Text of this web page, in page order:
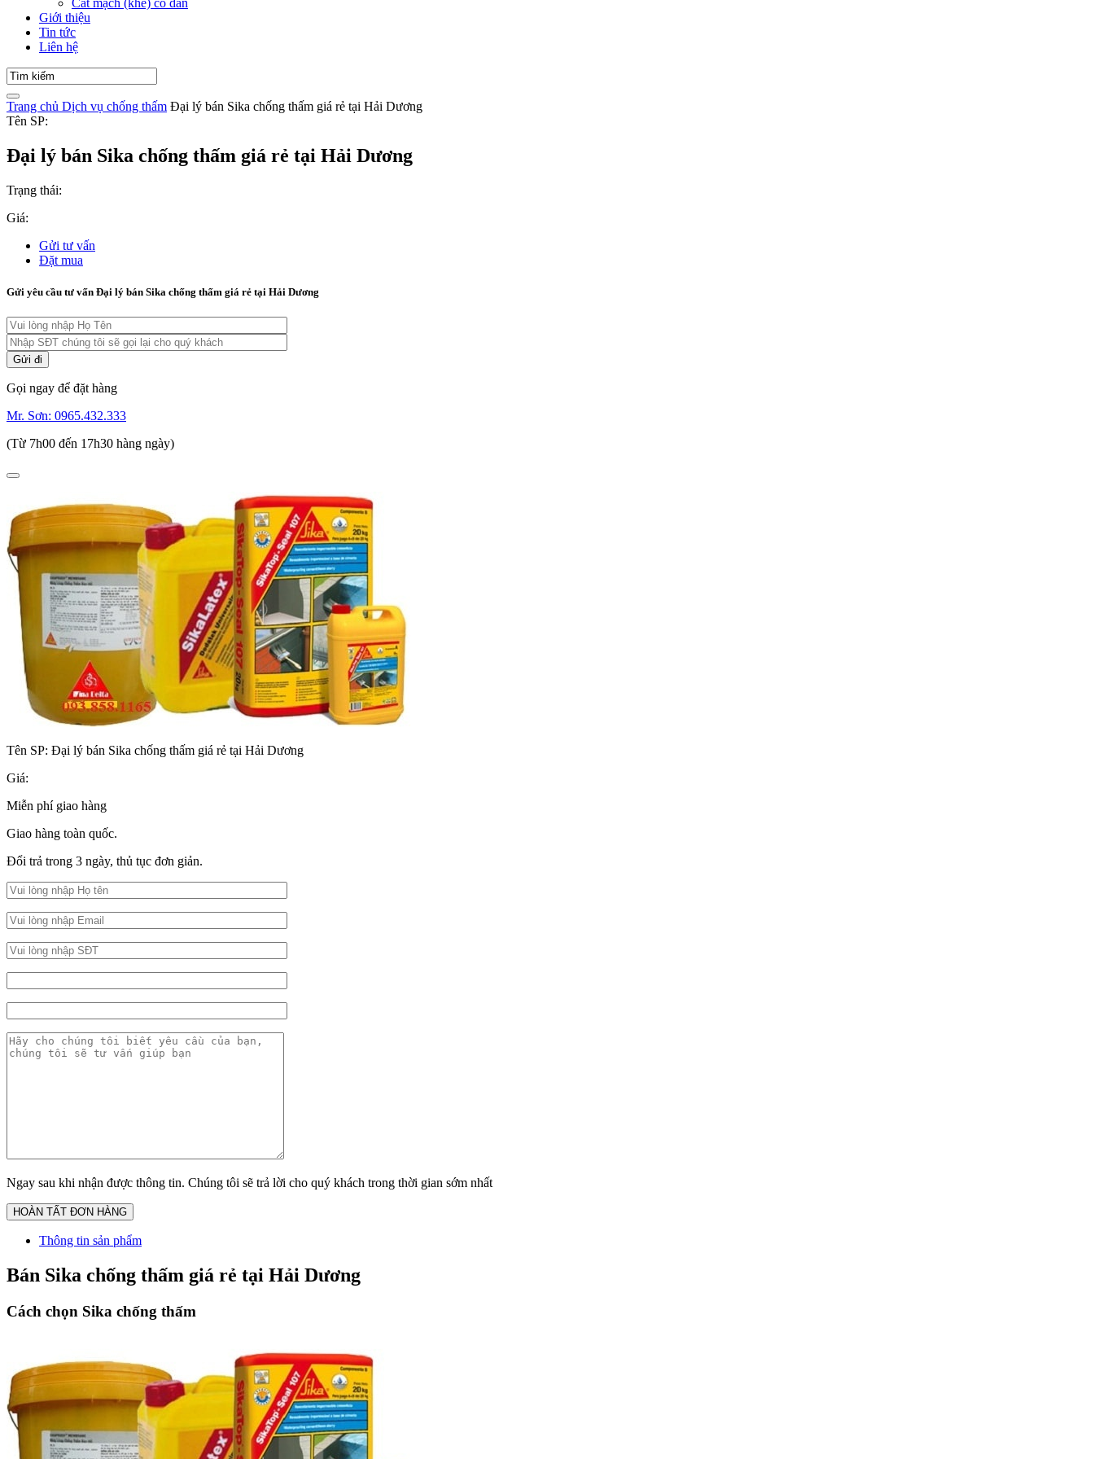
Cắt mạch (khe) co dãn
Giới thiệu
Tin tức
Liên hệ
Trang chủ Dịch vụ chống thấm Đại lý bán Sika chống thấm giá rẻ tại Hải Dương
Tên SP:
Đại lý bán Sika chống thấm giá rẻ tại Hải Dương
Trạng thái:
Giá:
Gửi tư vấn
Đặt mua
Gửi yêu cầu tư vấn Đại lý bán Sika chống thấm giá rẻ tại Hải Dương
Gọi ngay để đặt hàng
Mr. Sơn: 0965.432.333
(Từ 7h00 đến 17h30 hàng ngày)
Tên SP: Đại lý bán Sika chống thấm giá rẻ tại Hải Dương
Giá:
Miễn phí giao hàng
Giao hàng toàn quốc.
Đổi trả trong 3 ngày, thủ tục đơn giản.
Ngay sau khi nhận được thông tin. Chúng tôi sẽ trả lời cho quý khách trong thời gian sớm nhất
Thông tin sản phẩm
Bán Sika chống thấm giá rẻ tại Hải Dương
Cách chọn Sika chống thấm